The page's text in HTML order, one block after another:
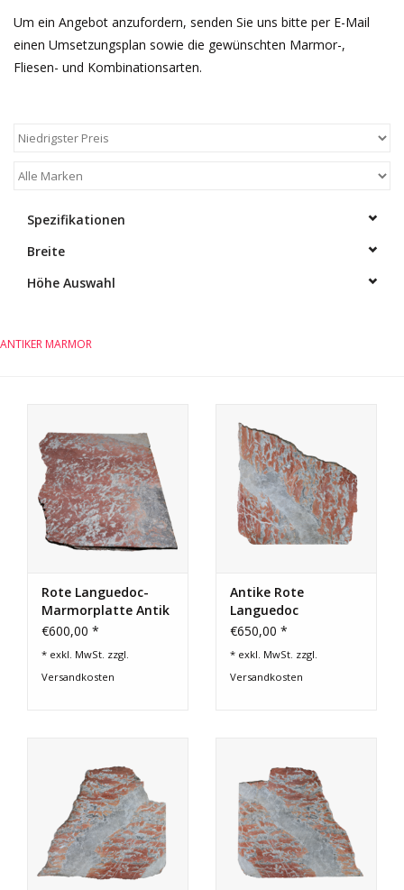
Um ein Angebot anzufordern, senden Sie uns bitte per E-Mail
einen Umsetzungsplan sowie die gewünschten Marmor-,
Fliesen- und Kombinationsarten.
Spezifikationen
Breite
Höhe Auswahl
ANTIKER MARMOR
Rote Languedoc-
Marmorplatte Antik
€600,00 *
* exkl. MwSt. zzgl.
Versandkosten
Antike Rote
Languedoc
Marmortafel
€650,00 *
* exkl. MwSt. zzgl.
Versandkosten